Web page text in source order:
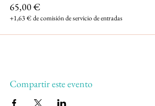
65,00 €
+1,63 € de comisión de servicio de entradas
Compartir este evento